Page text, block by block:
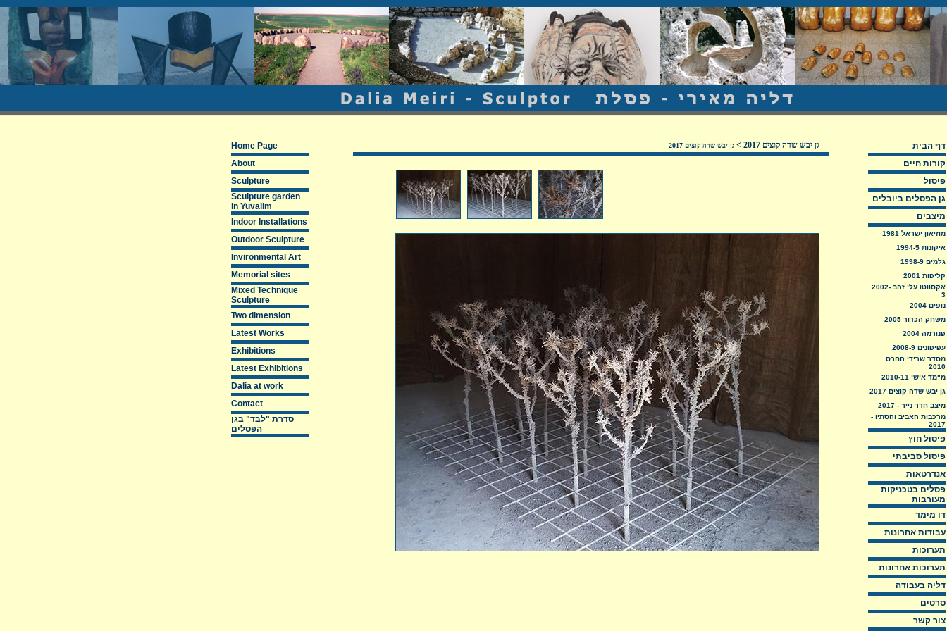
Home Page
About
Sculpture
Sculpture garden
in Yuvalim
Indoor Installations
Outdoor Sculpture
Invironmental Art
Memorial sites
Mixed Technique
Sculpture
Two dimension
Latest Works
Exhibitions
Latest Exhibitions
Dalia at work
Contact
סדרת "לבד" בגן
הפסלים
גן יבש שדה קוצים 2017 > גן יבש שדה קוצים 2017
דף הבית
קורות חיים
פיסול
גן הפסלים ביובלים
מיצבים
מוזיאון ישראל 1981
איקונות 1994-5
גלמים 1998-9
קליפות 2001
אקסווטו עלי זהב 2002-
3
נופים 2004
משחק הכדור 2005
פנורמה 2004
עפיפונים 2008-9
מסדר שרידי החרס
2010
מ"מד אישי 2010-11
גן יבש שדה קוצים 2017
מיצב חדר נייר - 2017
מרכבות האביב והסתיו -
2017
פיסול חוץ
פיסול סביבתי
אנדרטאות
פסלים בטכניקות
מעורבות
דו מימד
עבודות אחרונות
תערוכות
תערוכות אחרונות
דליה בעבודה
סרטים
צור קשר